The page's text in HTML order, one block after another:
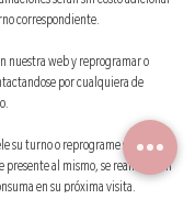
correspondiente.
nuestra web y reprogramar o
por cualquiera de
su turno o reprograme su turno
presente al mismo, se realizará un
en su próxima visita.